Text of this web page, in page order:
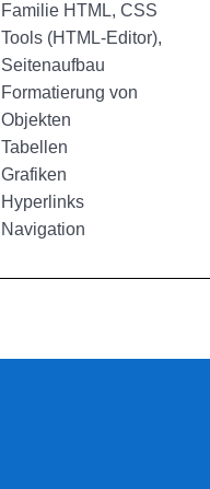
Familie HTML, CSS
Tools (HTML-Editor),
Seitenaufbau
Formatierung von
Objekten
Tabellen
Grafiken
Hyperlinks
Navigation